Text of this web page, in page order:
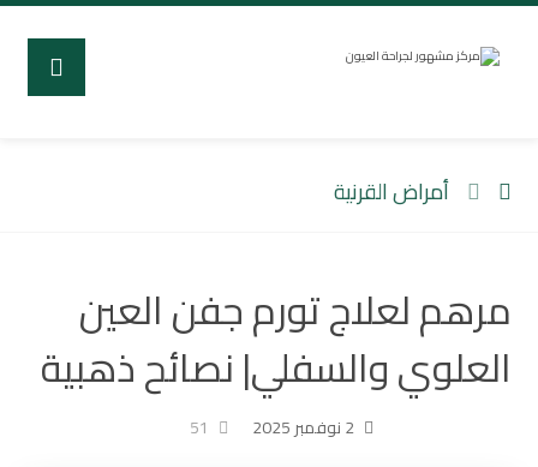
أمراض القرنية
مرهم لعلاج تورم جفن العين
العلوي والسفلي| نصائح ذهبية
2 نوفمبر 2025 51